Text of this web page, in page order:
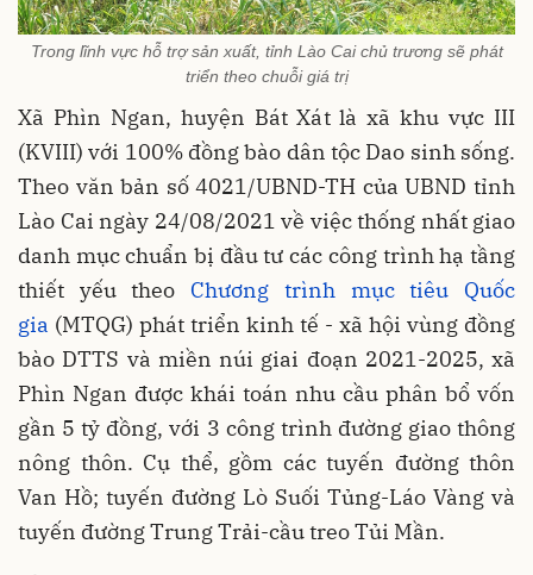
Trong lĩnh vực hỗ trợ sản xuất, tỉnh Lào Cai chủ trương sẽ phát
triển theo chuỗi giá trị
Xã Phìn Ngan, huyện Bát Xát là xã khu vực III
(KVIII) với 100% đồng bào dân tộc Dao sinh sống.
Theo văn bản số 4021/UBND-TH của UBND tỉnh
Lào Cai ngày 24/08/2021 về việc thống nhất giao
danh mục chuẩn bị đầu tư các công trình hạ tầng
thiết yếu theo Chương trình mục tiêu Quốc
gia (MTQG) phát triển kinh tế - xã hội vùng đồng
bào DTTS và miền núi giai đoạn 2021-2025, xã
Phìn Ngan được khái toán nhu cầu phân bổ vốn
gần 5 tỷ đồng, với 3 công trình đường giao thông
nông thôn. Cụ thể, gồm các tuyến đường thôn
Van Hồ; tuyến đường Lò Suối Tủng-Láo Vàng và
tuyến đường Trung Trải-cầu treo Tủi Mần.